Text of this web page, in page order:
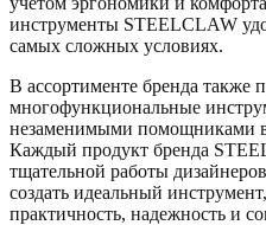
инструменты STEELCLAW
самых сложных условиях.
В ассортименте бренда также
многофункциональные
незаменимыми помощниками
Каждый продукт бренда
тщательной работы
создать идеальный
практичность, надежность и